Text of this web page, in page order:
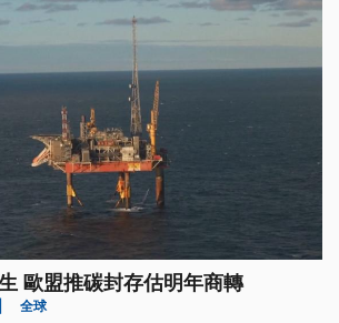
歐盟推碳封存估明年商轉
全球